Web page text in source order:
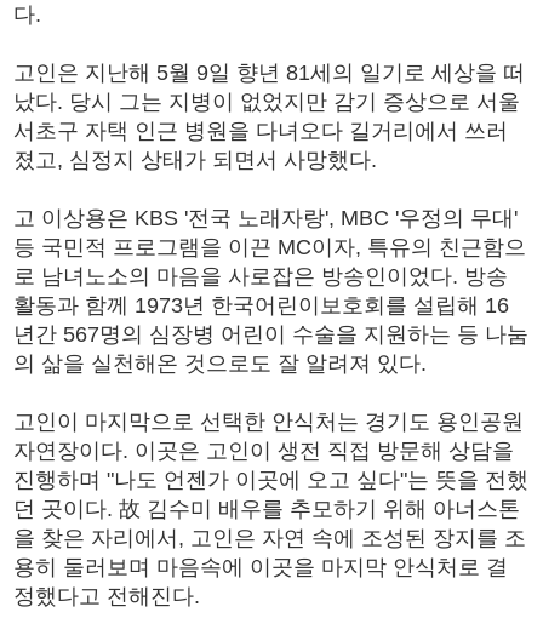
다.
고인은 지난해 5월 9일 향년 81세의 일기로 세상을 떠
났다. 당시 그는 지병이 없었지만 감기 증상으로 서울
서초구 자택 인근 병원을 다녀오다 길거리에서 쓰러
졌고, 심정지 상태가 되면서 사망했다.
고 이상용은 KBS '전국 노래자랑', MBC '우정의 무대'
등 국민적 프로그램을 이끈 MC이자, 특유의 친근함으
로 남녀노소의 마음을 사로잡은 방송인이었다. 방송
활동과 함께 1973년 한국어린이보호회를 설립해 16
년간 567명의 심장병 어린이 수술을 지원하는 등 나눔
의 삶을 실천해온 것으로도 잘 알려져 있다.
고인이 마지막으로 선택한 안식처는 경기도 용인공원
자연장이다. 이곳은 고인이 생전 직접 방문해 상담을
진행하며 "나도 언젠가 이곳에 오고 싶다"는 뜻을 전했
던 곳이다. 故 김수미 배우를 추모하기 위해 아너스톤
을 찾은 자리에서, 고인은 자연 속에 조성된 장지를 조
용히 둘러보며 마음속에 이곳을 마지막 안식처로 결
정했다고 전해진다.